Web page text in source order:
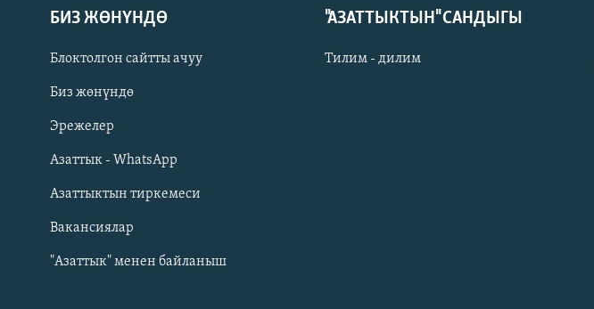
Русский
ОНЛАЙН ШЕРИНЕ
БИЗ ЖӨНҮНДӨ
Блоктолгон сайтты ачуу
Биз жөнүндө
Эрежелер
Азаттык - WhatsApp
Азаттыктын тиркемеси
Вакансиялар
"Азаттык" менен байланыш
"АЗАТТЫКТЫН" САНДЫГЫ
Тилим - дилим